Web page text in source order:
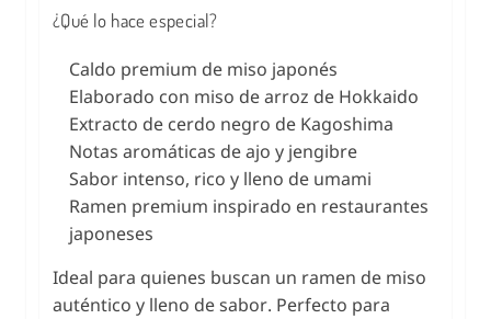
¿Qué lo hace especial?
Caldo premium de miso japonés
Elaborado con miso de arroz de Hokkaido
Extracto de cerdo negro de Kagoshima
Notas aromáticas de ajo y jengibre
Sabor intenso, rico y lleno de umami
Ramen premium inspirado en restaurantes
japoneses
Ideal para quienes buscan un ramen de miso
auténtico y lleno de sabor. Perfecto para